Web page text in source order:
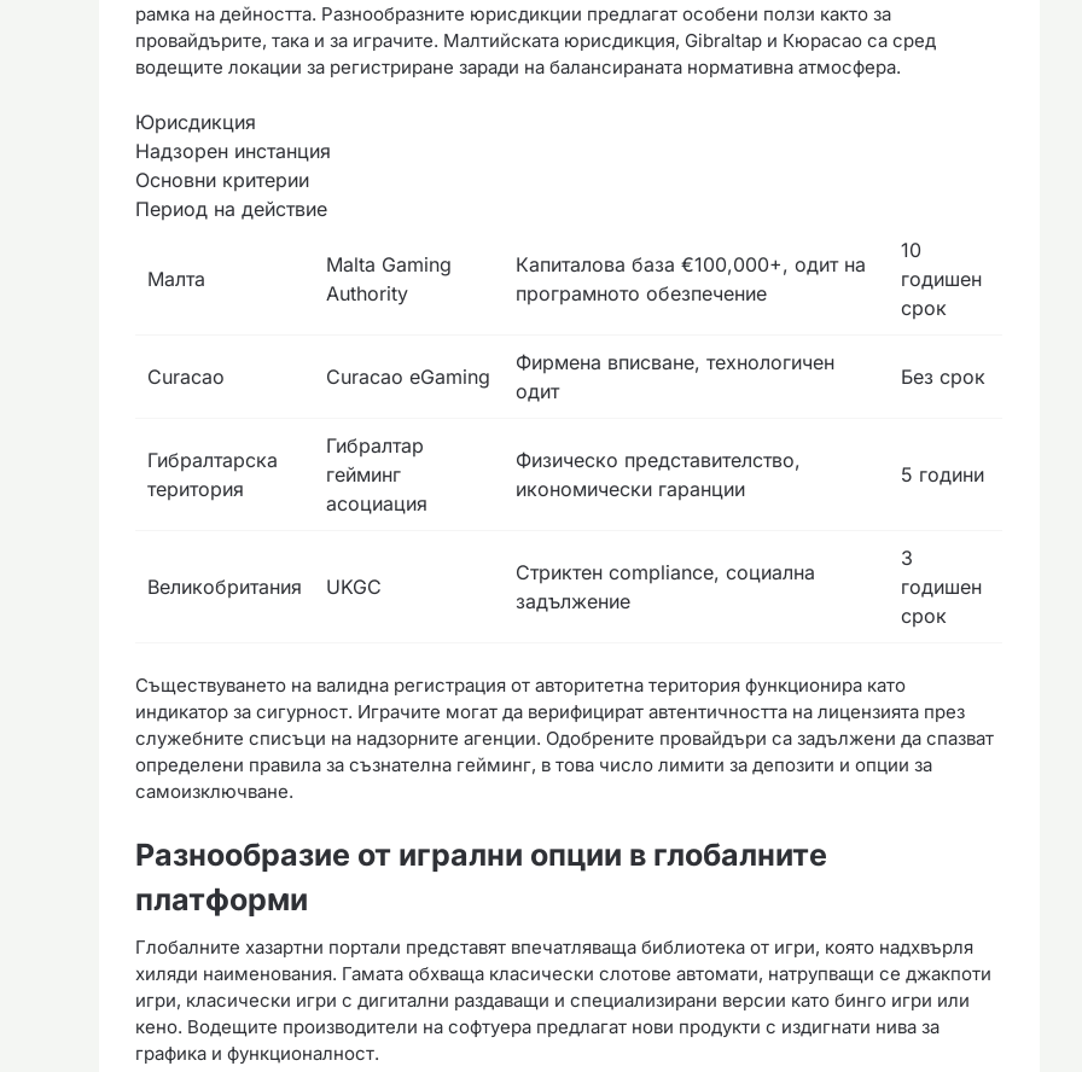
рамка на дейността. Разнообразните юрисдикции предлагат особени ползи както за
провайдърите, така и за играчите. Малтийската юрисдикция, Gibraltaр и Кюрасао са сред
водещите локации за регистриране заради на балансираната нормативна атмосфера.
Юрисдикция
Надзорен инстанция
Основни критерии
Период на действие
Малта
Malta Gaming
Authority
Капиталова база €100,000+, одит на
програмното обезпечение
10
годишен
срок
Curacao Curacao eGaming
Фирмена вписване, технологичен
одит
Без срок
Гибралтарска
територия
Гибралтар
гейминг
асоциация
Физическо представителство,
икономически гаранции
5 години
Великобритания UKGC
Стриктен compliance, социална
задължение
3
годишен
срок
Съществуването на валидна регистрация от авторитетна територия функционира като
индикатор за сигурност. Играчите могат да верифицират автентичността на лицензията през
служебните списъци на надзорните агенции. Одобрените провайдъри са задължени да спазват
определени правила за съзнателна гейминг, в това число лимити за депозити и опции за
самоизключване.
Разнообразие от игрални опции в глобалните
платформи
Глобалните хазартни портали представят впечатляваща библиотека от игри, която надхвърля
хиляди наименования. Гамата обхваща класически слотове автомати, натрупващи се джакпоти
игри, класически игри с дигитални раздаващи и специализирани версии като бинго игри или
кено. Водещите производители на софтуера предлагат нови продукти с издигнати нива за
графика и функционалност.